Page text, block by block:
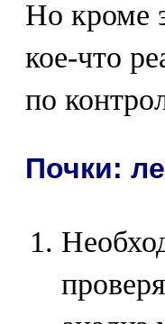
Но кроме
кое-что
по
Почки: